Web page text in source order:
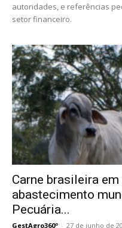
autoridades, e referências
setor financeiro.
Carne brasileira
abastecimento
Pecuária...
GestAgro360º - 27 de junho de